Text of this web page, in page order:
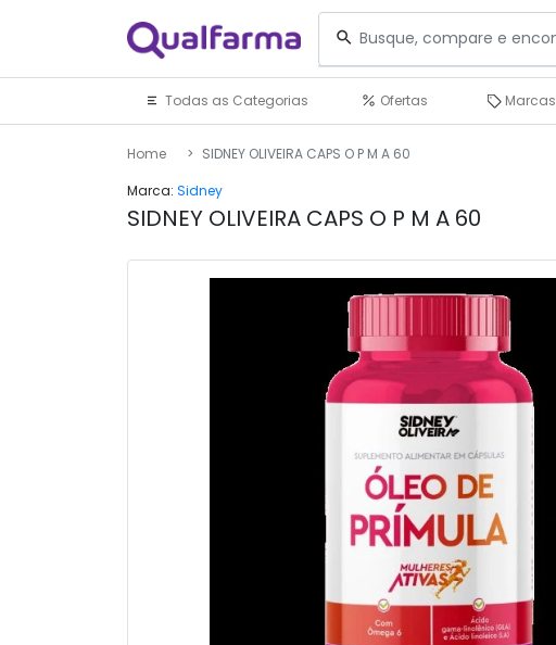
Todas as Categorias Ofertas Marcas
Home
SIDNEY OLIVEIRA CAPS O P M A 60
Marca: Sidney
SIDNEY OLIVEIRA CAPS O P M A 60